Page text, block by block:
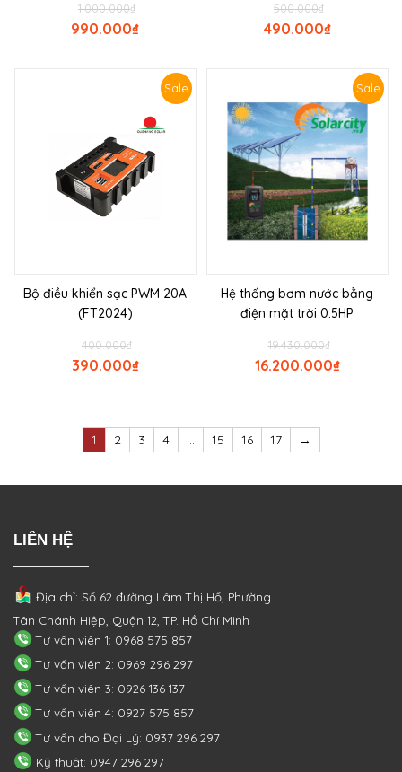
₫
1.000.000
₫
990.000
₫
500.000
₫
490.000
Sale
Bộ điều khiển sạc PWM 20A
(FT2024)
₫
400.000
₫
390.000
Sale
Hệ thống bơm nước bằng
điện mặt trời 0.5HP
₫
19.430.000
₫
16.200.000
1 2 3 4 … 15 16 17 →
LIÊN HỆ
Địa chỉ: Số 62 đường Lâm Thị Hố, Phường
Tân Chánh Hiệp, Quận 12, TP. Hồ Chí Minh
Tư vấn viên 1: 0968 575 857
Tư vấn viên 2: 0969 296 297
Tư vấn viên 3: 0926 136 137
Tư vấn viên 4: 0927 575 857
Tư vấn cho Đại Lý: 0937 296 297
Kỹ thuật: 0947 296 297